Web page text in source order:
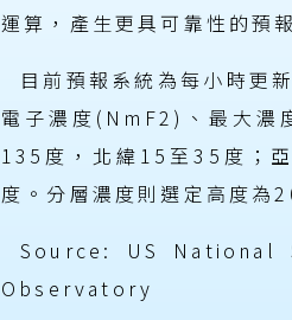
運算，產生更具可靠性的預
目前預報系統為每小時更
電子濃度(NmF2)、最大濃
135度，北緯15至35度；
度。分層濃度則選定高度為
Source: US
Observatory